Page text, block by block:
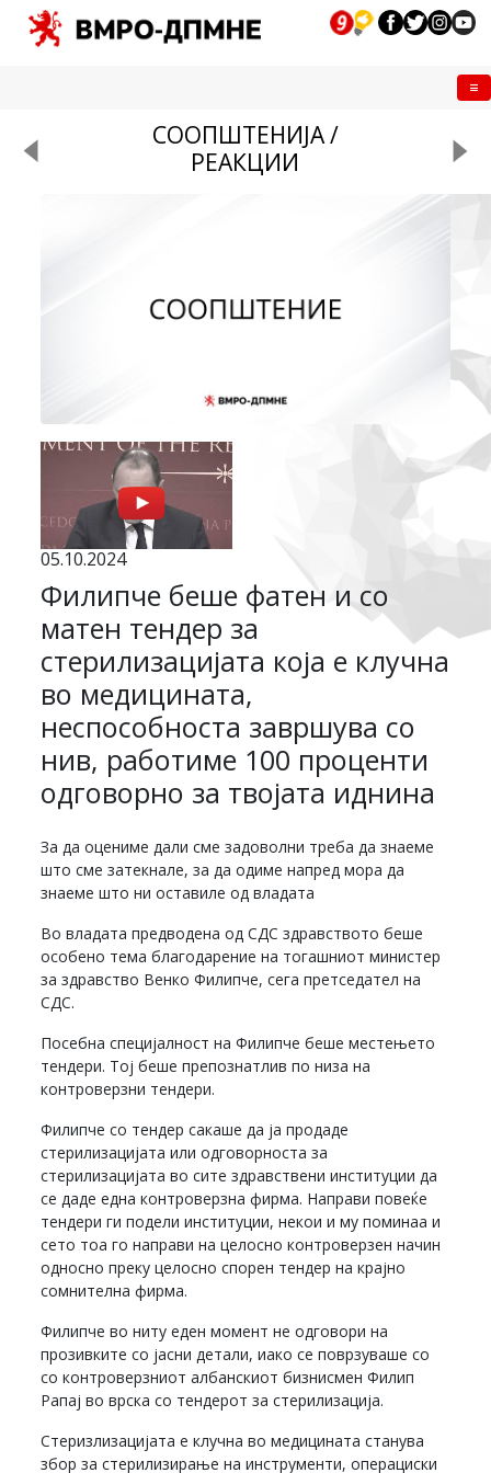
СООПШТЕНИЈА /
РЕАКЦИИ
05.10.2024
Филипче беше фатен и со
матен тендер за
стерилизацијата која е клучна
во медицината,
неспособноста завршува со
нив, работиме 100 проценти
одговорно за твојата иднина
За да оцениме дали сме задоволни треба да знаеме
што сме затекнале, за да одиме напред мора да
знаеме што ни оставиле од владата
Во владата предводена од СДС здравството беше
особено тема благодарение на тогашниот министер
за здравство Венко Филипче, сега претседател на
СДС.
Посебна специјалност на Филипче беше местењето
тендери. Тој беше препознатлив по низа на
контроверзни тендери.
Филипче со тендер сакаше да ја продаде
стерилизацијата или одговорноста за
стерилизацијата во сите здравствени институции да
се даде една контроверзна фирма. Направи повеќе
тендери ги подели институции, некои и му поминаа и
сето тоа го направи на целосно контроверзен начин
односно преку целосно спорен тендер на крајно
сомнителна фирма.
Филипче во ниту еден момент не одговори на
прозивките со јасни детали, иако се поврзуваше со
со контроверзниот албанскиот бизнисмен Филип
Рапај во врска со тендерот за стерилизација.
Стеризлизацијата е клучна во медицината станува
збор за стерилизирање на инструменти, операциски